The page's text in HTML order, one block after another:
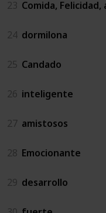
23 Comida,
24 dormilona
25 Candado
26 inteligente
27 amistosos
28 Emocionante
29 desarrollo